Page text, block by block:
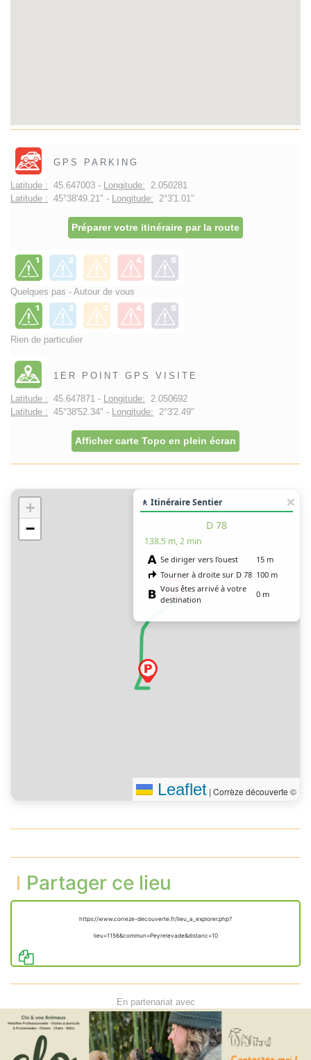
GPS PARKING
Latitude : 45.647003 - Longitude: 2.050281
Latitude : 45°38'49.21" - Longitude: 2°3'1.01"
Préparer votre itinéraire par la route
Quelques pas - Autour de vous
Rien de particulier
1ER POINT GPS VISITE
Latitude : 45.647871 - Longitude: 2.050692
Latitude : 45°38'52.34" - Longitude: 2°3'2.49"
Afficher carte Topo en plein écran
+
−
🚶 Itinéraire Sentier
D 78
138.5 m, 2 min
Se diriger vers l’ouest
15 m
Tourner à droite sur D 78 100 m
Vous êtes arrivé à votre
destination
0 m
Leaflet | Corrèze découverte ©
Partager ce lieu
https://www.correze-decouverte.fr/lieu_a_explorer.php?
lieu=1156&commun=Peyrelevade&distanc=10
En partenariat avec